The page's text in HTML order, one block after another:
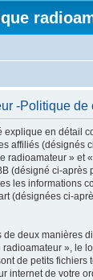
-Politique de
en détail
affiliés (désignés
radioamateur » et
(désigné ci-après
les informations
(désignées ci-
deux manières
», le
de petits fichiers
internet de votre